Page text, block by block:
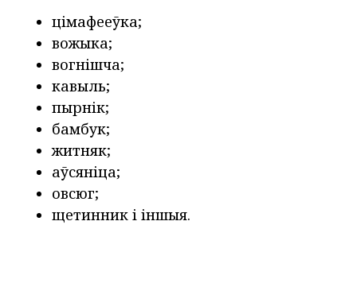
цімафееўка;
вожыка;
вогнішча;
кавыль;
пырнік;
бамбук;
житняк;
аўсяніца;
овсюг;
щетинник і іншыя.